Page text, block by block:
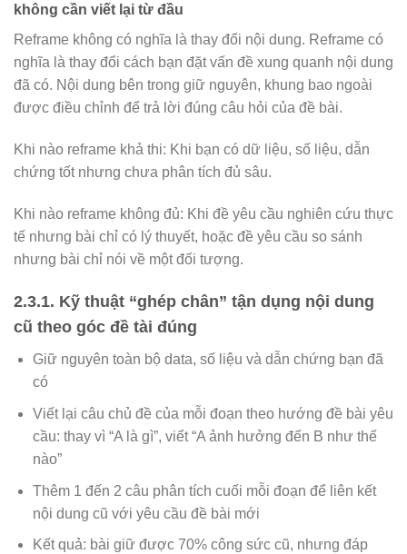
không cần viết lại từ đầu
Reframe không có nghĩa là thay đổi nội dung. Reframe có
nghĩa là thay đổi cách bạn đặt vấn đề xung quanh nội dung
đã có. Nội dung bên trong giữ nguyên, khung bao ngoài
được điều chỉnh để trả lời đúng câu hỏi của đề bài.
Khi nào reframe khả thi: Khi bạn có dữ liệu, số liệu, dẫn
chứng tốt nhưng chưa phân tích đủ sâu.
Khi nào reframe không đủ: Khi đề yêu cầu nghiên cứu thực
tế nhưng bài chỉ có lý thuyết, hoặc đề yêu cầu so sánh
nhưng bài chỉ nói về một đối tượng.
2.3.1. Kỹ thuật “ghép chân” tận dụng nội dung
cũ theo góc đề tài đúng
Giữ nguyên toàn bộ data, số liệu và dẫn chứng bạn đã
có
Viết lại câu chủ đề của mỗi đoạn theo hướng đề bài yêu
cầu: thay vì “A là gì”, viết “A ảnh hưởng đến B như thế
nào”
Thêm 1 đến 2 câu phân tích cuối mỗi đoạn để liên kết
nội dung cũ với yêu cầu đề bài mới
Kết quả: bài giữ được 70% công sức cũ, nhưng đáp